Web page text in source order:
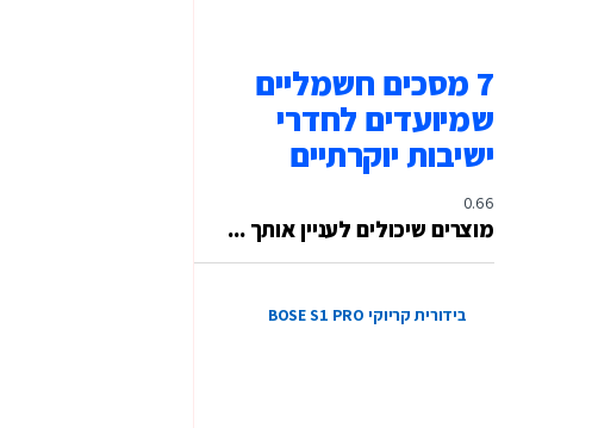
7 מסכים חשמליים
שמיועדים לחדרי
ישיבות יוקרתיים
מוצרים שיכולים לעניין אותך ...
בידורית קריוקי BOSE S1 PRO